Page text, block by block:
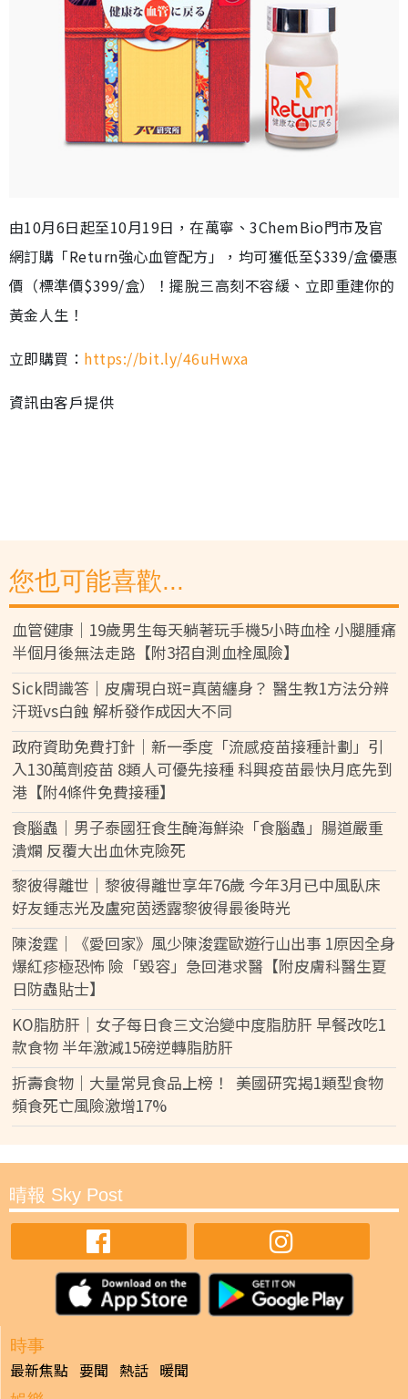
由10月6日起至10月19日，在萬寧、3ChemBio門市及官
網訂購「Return強心血管配方」，均可獲低至$339/盒優惠
價（標準價$399/盒）！擺脫三高刻不容緩、立即重建你的
黃金人生！
立即購買： https://bit.ly/46uHwxa
資訊由客戶提供
您也可能喜歡...
血管健康｜19歲男生每天躺著玩手機5小時血栓 小腿腫痛
半個月後無法走路【附3招自測血栓風險】
Sick問識答｜皮膚現白斑=真菌纏身？ 醫生教1方法分辨
汗斑vs白蝕 解析發作成因大不同
政府資助免費打針｜新一季度「流感疫苗接種計劃」引
入130萬劑疫苗 8類人可優先接種 科興疫苗最快月底先到
港【附4條件免費接種】
食腦蟲｜男子泰國狂食生醃海鮮染「食腦蟲」腸道嚴重
潰爛 反覆大出血休克險死
黎彼得離世｜黎彼得離世享年76歲 今年3月已中風臥床
好友鍾志光及盧宛茵透露黎彼得最後時光
陳浚霆｜《愛回家》風少陳浚霆歐遊行山出事 1原因全身
爆紅疹極恐怖 險「毀容」急回港求醫【附皮膚科醫生夏
日防蟲貼士】
KO脂肪肝｜女子每日食三文治變中度脂肪肝 早餐改吃1
款食物 半年激減15磅逆轉脂肪肝
折壽食物｜大量常見食品上榜！ 美國研究揭1類型食物
頻食死亡風險激增17%
晴報 Sky Post
時事
最新焦點 要聞 熱話 暖聞